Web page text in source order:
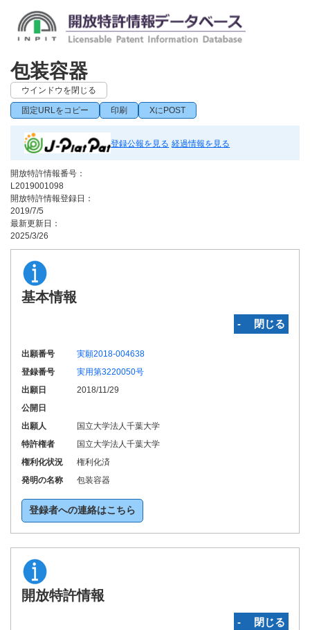
包装容器
ウインドウを閉じる
固定URLをコピー 印刷 XにPOST
登録公報を見る 経過情報を見る
開放特許情報番号：
L2019001098
開放特許情報登録日：
2019/7/5
最新更新日：
2025/3/26
基本情報
‐ 閉じる
出願番号
実願2018-004638
登録番号
実用第3220050号
出願日
2018/11/29
公開日
出願人
国立大学法人千葉大学
特許権者
国立大学法人千葉大学
権利化状況
権利化済
発明の名称
包装容器
登録者への連絡はこちら
開放特許情報
‐ 閉じる